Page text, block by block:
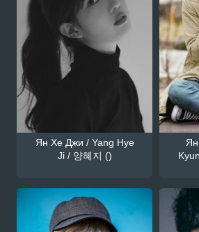
Ян Хе Джи / Yang Hye
Ji / 양혜지 ()